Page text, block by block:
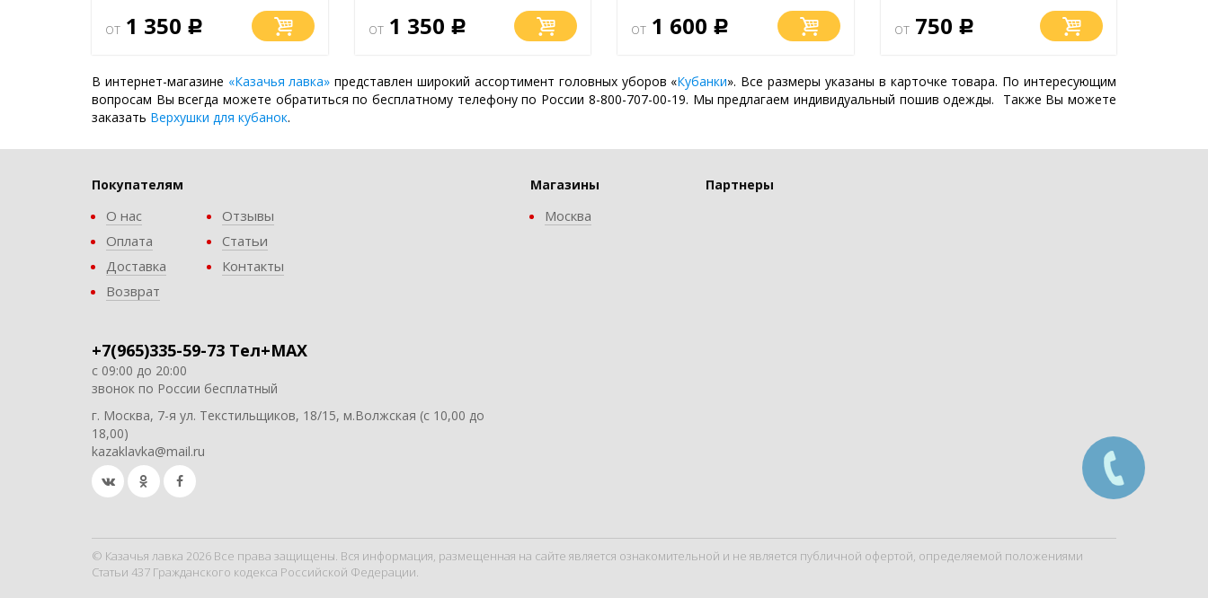
от 1 350 Р от1 350 Р от 1 600 Р от750 Р
В интернет-магазине «Казачья лавка» представлен широкий ассортимент головных уборов «Кубанки». Все размеры указаны в карточке товара. По интересующим
вопросам Вы всегда можете обратиться по бесплатному телефону по России 8-800-707-00-19. Мы предлагаем индивидуальный пошив одежды. Также Вы можете
заказать Верхушки для кубанок.
Покупателям
О нас
Оплата
Доставка
Возврат
Отзывы
Статьи
Контакты
+7(965)335-59-73 Тел+MAX
с 09:00 до 20:00
звонок по России бесплатный
г. Москва, 7-я ул. Текстильщиков, 18/15, м.Волжская (с 10,00 до
18,00)
kazaklavka@mail.ru
Магазины
Москва
Партнеры
© Казачья лавка 2026 Все права защищены. Вся информация, размещенная на сайте является ознакомительной и не является публичной офертой, определяемой положениями
Статьи 437 Гражданского кодекса Российской Федерации.